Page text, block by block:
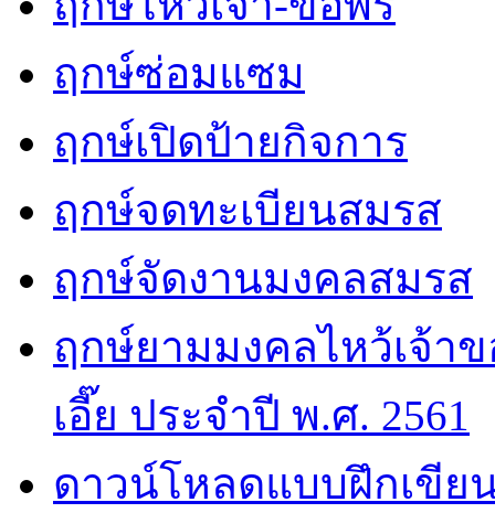
ฤกษ์ซ่อมแซม
ฤกษ์เปิดป้ายกิจการ
ฤกษ์จดทะเบียนสมรส
ฤกษ์จัดงานมงคลสมรส
ฤกษ์ยามมงคลไหว้เจ้า
เอี๊ย ประจำปี พ.ศ. 2561
ดาวน์โหลดแบบฝึกเขีย